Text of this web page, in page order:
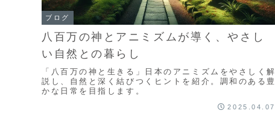
ブログ
八百万の神とアニミズムが導く、やさし
い自然との暮らし
「八百万の神と生きる」日本のアニミズムをやさしく解
説し、自然と深く結びつくヒントを紹介。調和のある豊
かな日常を目指します。
2025.04.07